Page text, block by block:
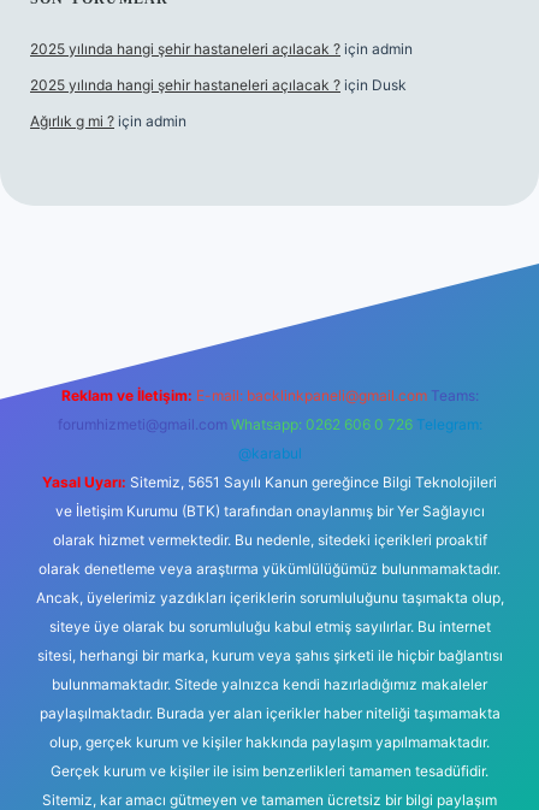
2025 yılında hangi şehir hastaneleri açılacak ? için admin
2025 yılında hangi şehir hastaneleri açılacak ? için Dusk
Ağırlık g mi ? için admin
Reklam ve İletişim: E-mail: backlinkpaneli@gmail.com Teams:
forumhizmeti@gmail.com Whatsapp: 0262 606 0 726 Telegram:
@karabul
Yasal Uyarı: Sitemiz, 5651 Sayılı Kanun gereğince Bilgi Teknolojileri
ve İletişim Kurumu (BTK) tarafından onaylanmış bir Yer Sağlayıcı
olarak hizmet vermektedir. Bu nedenle, sitedeki içerikleri proaktif
olarak denetleme veya araştırma yükümlülüğümüz bulunmamaktadır.
Ancak, üyelerimiz yazdıkları içeriklerin sorumluluğunu taşımakta olup,
siteye üye olarak bu sorumluluğu kabul etmiş sayılırlar. Bu internet
sitesi, herhangi bir marka, kurum veya şahıs şirketi ile hiçbir bağlantısı
bulunmamaktadır. Sitede yalnızca kendi hazırladığımız makaleler
paylaşılmaktadır. Burada yer alan içerikler haber niteliği taşımamakta
olup, gerçek kurum ve kişiler hakkında paylaşım yapılmamaktadır.
Gerçek kurum ve kişiler ile isim benzerlikleri tamamen tesadüfidir.
Sitemiz, kar amacı gütmeyen ve tamamen ücretsiz bir bilgi paylaşım